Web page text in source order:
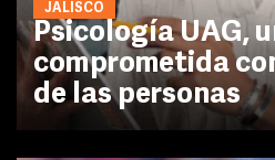
JALISCO
Psicología UAG,
comprometida
de las personas